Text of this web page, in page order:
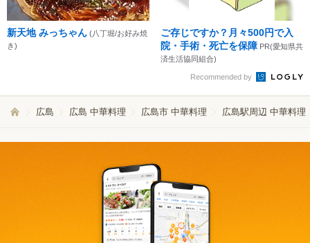
新天地 みっちゃん (八丁堀/お好み焼
き)
ご存じですか？月々500円で入
院・手術・死亡を保障 PR(愛知県共
済生活協同組合)
Recommended by
広島 広島 中華料理 広島市 中華料理 広島駅周辺 中華料理